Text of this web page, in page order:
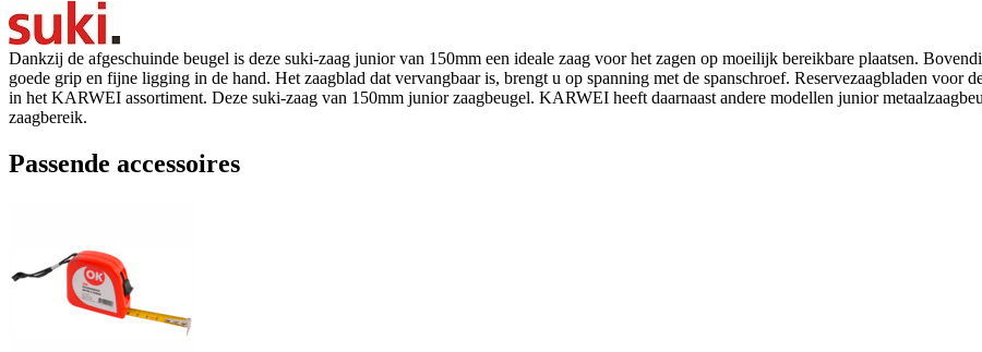
Dankzij de afgeschuinde beugel is deze suki-zaag junior van 150mm een ideale zaag voor het zagen op moeilijk bereikbare plaatsen.
goede grip en fijne ligging in de hand. Het zaagblad dat vervangbaar is, brengt u op spanning met de spanschroef. Reservezaagbladen voor
in het KARWEI assortiment. Deze suki-zaag van 150mm junior zaagbeugel. KARWEI heeft daarnaast andere modellen junior
zaagbereik.
Passende accessoires